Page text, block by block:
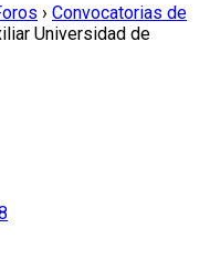
› Convocatorias de
Universidad de